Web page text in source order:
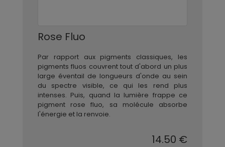
Rose Fluo
Par rapport aux pigments classiques, les
pigments fluos couvrent tout d'abord un plus
large éventail de longueurs d'onde au sein
du spectre visible, ce qui les rend plus
intenses. Puis, quand la lumière frappe ce
pigment rose fluo, sa molécule absorbe
l'énergie et la renvoie.
14.50 €